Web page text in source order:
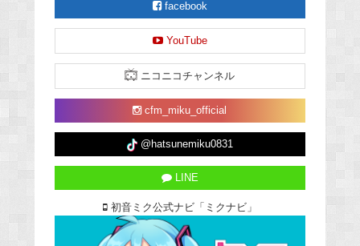
facebook
YouTube
ニコニコチャンネル
cfm_miku_official
@hatsunemiku0831
LINE
初音ミク公式ナビ「ミクナビ」